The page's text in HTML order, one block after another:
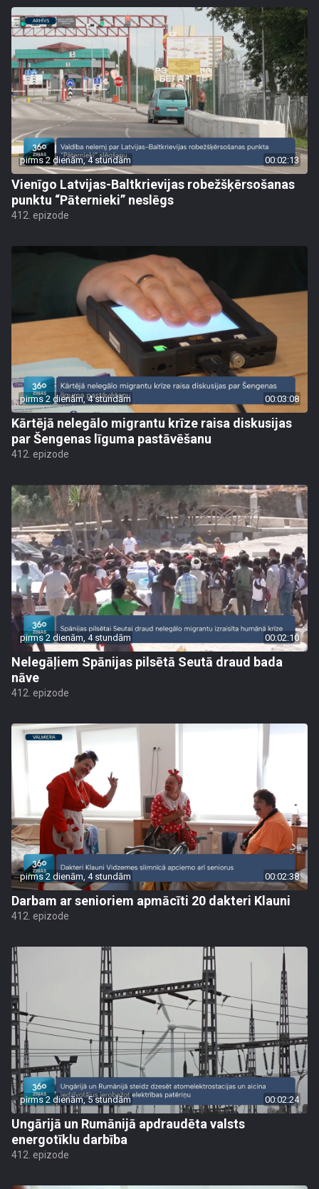
pirms 2 dienām, 4 stundām 00:02:13
Vienīgo Latvijas-Baltkrievijas robežšķērsošanas
punktu “Pāternieki” neslēgs
412. epizode
pirms 2 dienām, 4 stundām 00:03:08
Kārtējā nelegālo migrantu krīze raisa diskusijas
par Šengenas līguma pastāvēšanu
412. epizode
pirms 2 dienām, 4 stundām 00:02:10
Nelegāļiem Spānijas pilsētā Seutā draud bada
nāve
412. epizode
pirms 2 dienām, 4 stundām 00:02:38
Darbam ar senioriem apmācīti 20 dakteri Klauni
412. epizode
pirms 2 dienām, 5 stundām 00:02:24
Ungārijā un Rumānijā apdraudēta valsts
energotīklu darbība
412. epizode